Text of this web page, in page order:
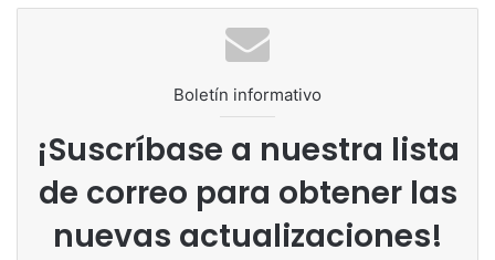
Boletín informativo
¡Suscríbase a nuestra lista
de correo para obtener las
nuevas actualizaciones!